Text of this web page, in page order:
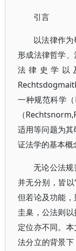
引言
以法律作
形成法律哲学、
法律史学以
一种规范科学
（
适用等问题为
证法学的基本概
无论公法
并无分别，皆以
但若论及功能
圭臬，公法则
定位亦不同。
法分立的背景